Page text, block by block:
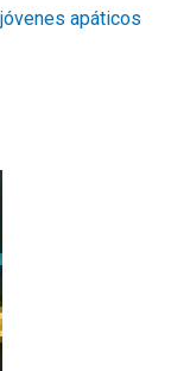
apáticos